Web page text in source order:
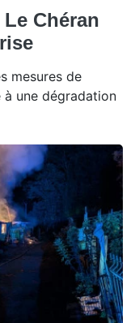
Chéran
mesures de
à une dégradation